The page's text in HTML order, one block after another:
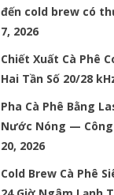
đến cold brew có
7, 2026
Chiết Xuất Cà Phê
Hai Tần Số 20/28
Pha Cà Phê Bằng
Nước Nóng —
20, 2026
Cold Brew Cà Phê